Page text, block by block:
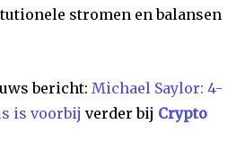
stromen en balansen
bericht: Michael Saylor: 4-
is voorbij verder bij Crypto